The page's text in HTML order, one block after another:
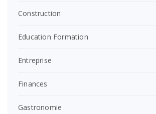
Construction
Education Formation
Entreprise
Finances
Gastronomie